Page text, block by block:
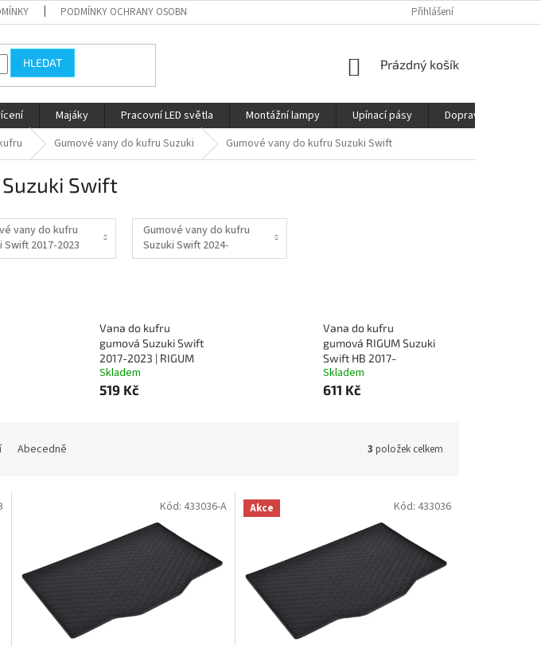
PODMÍNKY OCHRANY OSOBNÍCH ÚDAJŮ DOPRAVAPřihlášení
HLEDAT
NÁKUPNÍ
Prázdný košík
Majáky Pracovní LED světla Montážní lampy Upínací pásy Doprava
Gumové vany do kufru Suzuki Gumové vany do kufru Suzuki Swift
Swift
vany do kufru
Swift 2017-2023
Gumové vany do kufru
Suzuki Swift 2024-
Vana do kufru
gumová Suzuki Swift
2017-2023 | RIGUM
Skladem
519 Kč
Vana do kufru
gumová RIGUM Suzuki
Swift HB 2017-
Skladem
611 Kč
Abecedně 3 položek celkem
Kód: 433036-A Akce Kód: 433036